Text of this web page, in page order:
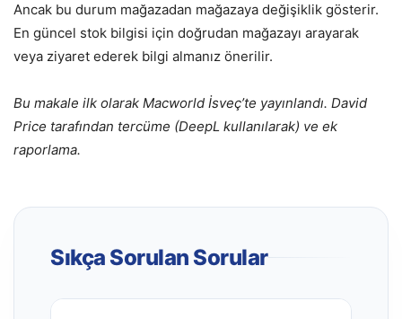
Ancak bu durum mağazadan mağazaya değişiklik gösterir.
En güncel stok bilgisi için doğrudan mağazayı arayarak
veya ziyaret ederek bilgi almanız önerilir.
Bu makale ilk olarak Macworld İsveç’te yayınlandı. David
Price tarafından tercüme (DeepL kullanılarak) ve ek
raporlama.
Sıkça Sorulan Sorular